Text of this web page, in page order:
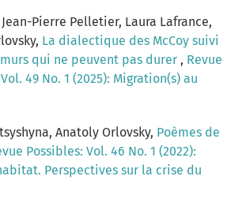
Jean-Pierre Pelletier, Laura Lafrance,
La dialectique des McCoy suivi
qui ne peuvent pas durer , Revue
49 No. 1 (2025): Migration(s) au
Anatoly Orlovsky, Poèmes de
Possibles: Vol. 46 No. 1 (2022):
Perspectives sur la crise du